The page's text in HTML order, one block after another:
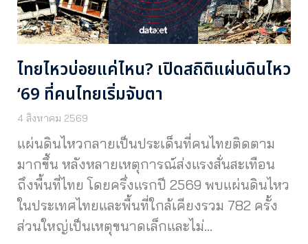
ไทยไหวบ่อยแค่ไหน? เปิดสถิติแผ่นดินไหว
‘69 ที่คนไทยเริ่มจับตา
4 สิงหาคม 2569
แผ่นดินไหวกลายเป็นประเด็นที่คนไทยติดตาม
มากขึ้น หลังหลายเหตุการณ์ส่งแรงสั่นสะเทือน
ถึงพื้นที่ไทย โดยครึ่งแรกปี 2569 พบแผ่นดินไหว
ในประเทศไทยและพื้นที่ใกล้เคียงรวม 782 ครั้ง
ส่วนใหญ่เป็นเหตุขนาดเล็กและไม่…